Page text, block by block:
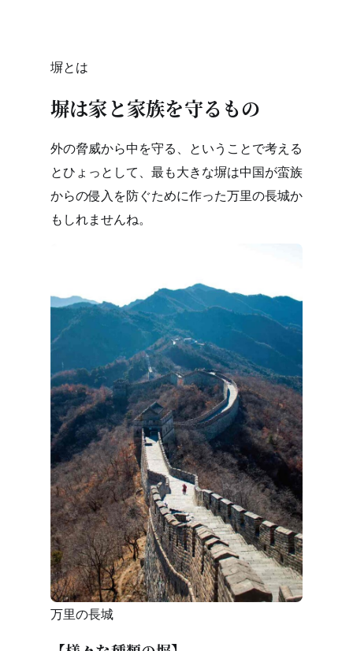
塀とは
塀は家と家族を守るもの
外の脅威から中を守る、ということで考える
とひょっとして、最も大きな塀は中国が蛮族
からの侵入を防ぐために作った万里の長城か
もしれませんね。
万里の長城